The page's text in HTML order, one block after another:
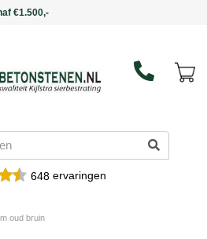
5 werkdagen in huis
648ervaringen
oud bruin